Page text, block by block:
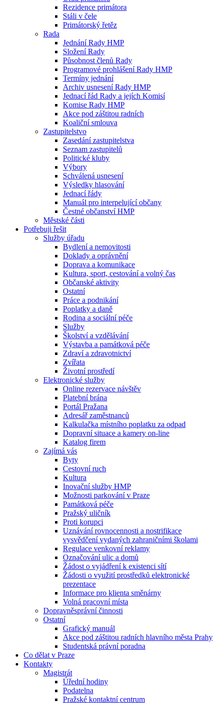
Rezidence primátora
Stáli v čele
Primátorský řetěz
Rada
Jednání Rady HMP
Složení Rady
Působnost členů Rady
Programové prohlášení Rady HMP
Termíny jednání
Archiv usnesení Rady HMP
Jednací řád Rady a jejích Komisí
Komise Rady HMP
Akce pod záštitou radních
Koaliční smlouva
Zastupitelstvo
Zasedání zastupitelstva
Seznam zastupitelů
Politické kluby
Výbory
Schválená usnesení
Výsledky hlasování
Jednací řády
Manuál pro interpelující občany
Čestné občanství HMP
Městské části
Potřebuji řešit
Služby úřadu
Bydlení a nemovitosti
Doklady a oprávnění
Doprava a komunikace
Kultura, sport, cestování a volný čas
Občanské aktivity
Ostatní
Práce a podnikání
Poplatky a daně
Rodina a sociální péče
Služby
Školství a vzdělávání
Výstavba a památková péče
Zdraví a zdravotnictví
Zvířata
Životní prostředí
Elektronické služby
Online rezervace návštěv
Platební brána
Portál Pražana
Adresář zaměstnanců
Kalkulačka místního poplatku za odpad
Dopravní situace a kamery on-line
Katalog firem
Zajímá vás
Byty
Cestovní ruch
Kultura
Inovační služby HMP
Možnosti parkování v Praze
Památková péče
Pražský uličník
Proti korupci
Uznávání rovnocennosti a nostrifikace
vysvědčení vydaných zahraničními školami
Regulace venkovní reklamy
Označování ulic a domů
Žádost o vyjádření k existenci sítí
Žádosti o využití prostředků elektronické
prezentace
Informace pro klienta směnárny
Volná pracovní místa
Dopravněsprávní činnosti
Ostatní
Grafický manuál
Akce pod záštitou radních hlavního města Prahy
Studentská právní poradna
Co dělat v Praze
Kontakty
Magistrát
Úřední hodiny
Podatelna
Pražské kontaktní centrum